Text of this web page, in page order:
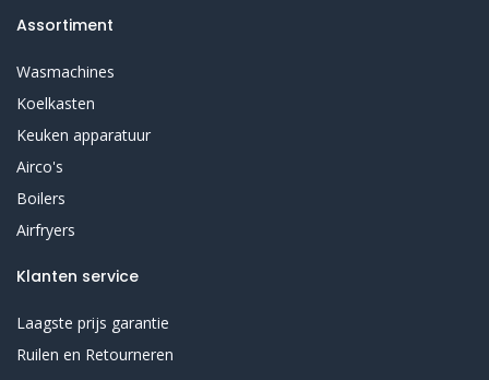
Assortiment
Wasmachines
Koelkasten
Keuken apparatuur
Airco's
Boilers
Airfryers
Klanten service
Laagste prijs garantie
Ruilen en Retourneren